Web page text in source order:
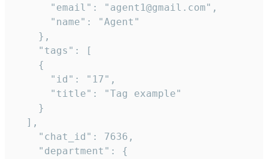
      "email": "agent1@gmail.com",
      "name": "Agent"
    },
    "tags": [
    {
      "id": "17",
      "title": "Tag example"
    }
  ],
    "chat_id": 7636,
    "department": {